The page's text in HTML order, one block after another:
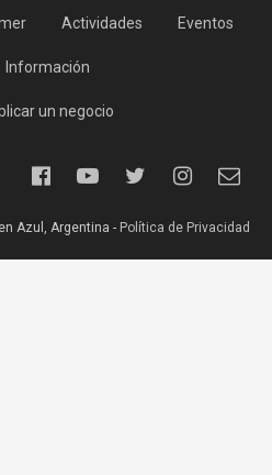
Actividades Eventos
Información
un negocio
Azul, Argentina - Política de Privacidad